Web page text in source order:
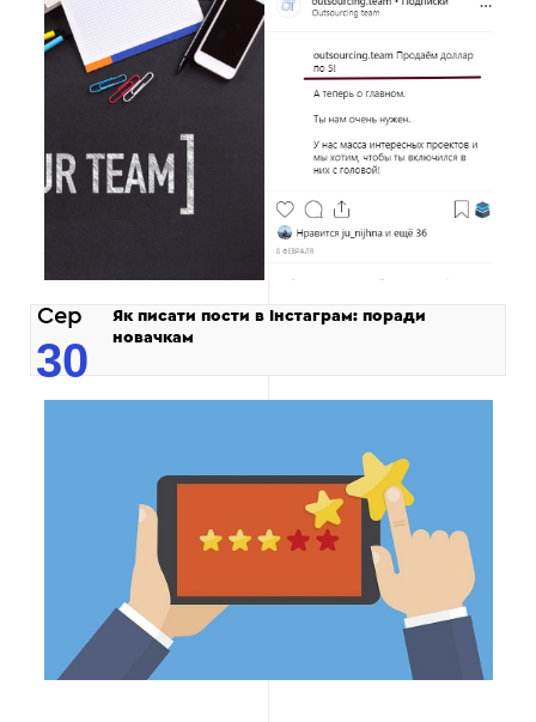
Сер
30
Як писати пости в Інстаграм: поради
новачкам